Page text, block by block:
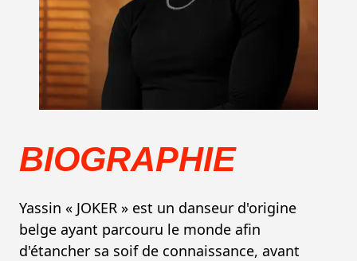
BIOGRAPHIE
Yassin « JOKER » est un danseur d'origine
belge ayant parcouru le monde afin
d'étancher sa soif de connaissance, avant